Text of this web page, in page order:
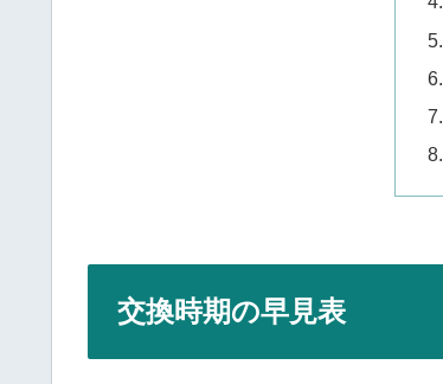
交換時期の早見表